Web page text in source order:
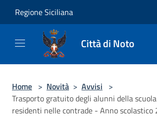
Regione Siciliana
Città di Noto
Home > Novità > Avvisi >
Trasporto gratuito degli alunni della scuola
residenti nelle contrade - Anno